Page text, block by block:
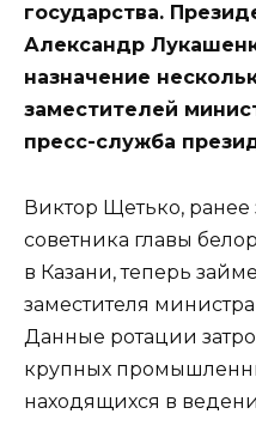
государства.
Александр
назначение
заместителей
пресс-служба
Виктор Щетько,
советника главы
в Казани, теперь
заместителя
Данные ротации
крупных
находящихся в